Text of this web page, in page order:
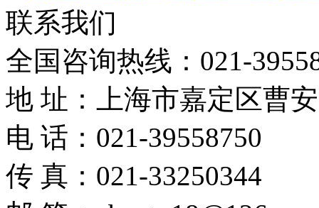
联系我们
全国咨询热线： 021-
地 址：上海市嘉定区曹
电 话：021-39558750
传 真：021-33250344